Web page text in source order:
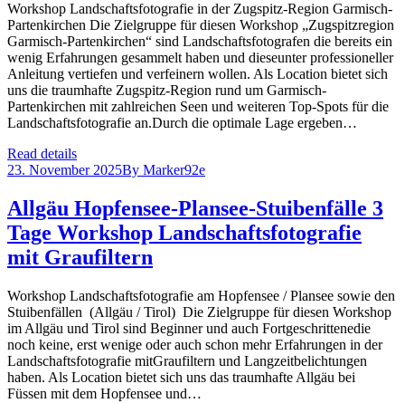
Workshop Landschaftsfotografie in der Zugspitz-Region Garmisch-
Partenkirchen Die Zielgruppe für diesen Workshop „Zugspitzregion
Garmisch-Partenkirchen“ sind Landschaftsfotografen die bereits ein
wenig Erfahrungen gesammelt haben und dieseunter professioneller
Anleitung vertiefen und verfeinern wollen. Als Location bietet sich
uns die traumhafte Zugspitz-Region rund um Garmisch-
Partenkirchen mit zahlreichen Seen und weiteren Top-Spots für die
Landschaftsfotografie an.Durch die optimale Lage ergeben…
Read details
23. November 2025By Marker92e
Allgäu Hopfensee-Plansee-Stuibenfälle 3
Tage Workshop Landschaftsfotografie
mit Graufiltern
Workshop Landschaftsfotografie am Hopfensee / Plansee sowie den
Stuibenfällen (Allgäu / Tirol) Die Zielgruppe für diesen Workshop
im Allgäu und Tirol sind Beginner und auch Fortgeschrittenedie
noch keine, erst wenige oder auch schon mehr Erfahrungen in der
Landschaftsfotografie mitGraufiltern und Langzeitbelichtungen
haben. Als Location bietet sich uns das traumhafte Allgäu bei
Füssen mit dem Hopfensee und…